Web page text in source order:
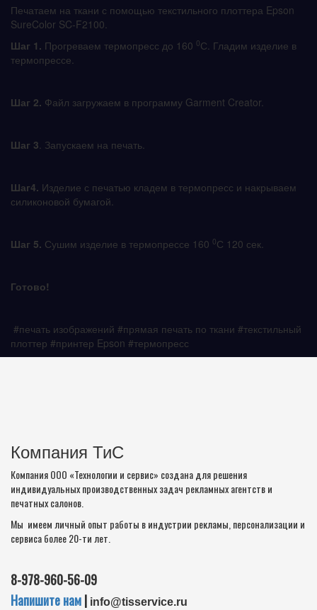
Печатаем на ткани с помощью текстильного плоттера Epson
SureColor SC-F2100.
Шаг 1. Прогреваем термопресс до 160 0С. Гладим изделие в
термопрессе.
Шаг 2. Файл загружаем в программу Garment Creator.
Шаг 3. Запускаем на печать.
Шаг4. Изделие с печатью кладем в термопресс и накрываем
силиконовой бумагой.
Шаг 5. Сушим изделие в термопрессе 160 0С 120 сек.
Готово!
#печать изображений #прямая печать по ткани #текстильный
плоттер #принтер Epson #термопресс
Компания ТиС
Компания ООО «Технологии и сервис» создана для решения
индивидуальных производственных задач рекламных агентств и
печатных салонов.
Мы имеем личный опыт работы в индустрии рекламы, персонализации и
сервиса более 20-ти лет.
8-978-960-56-09
Напишите нам| info@tisservice.ru